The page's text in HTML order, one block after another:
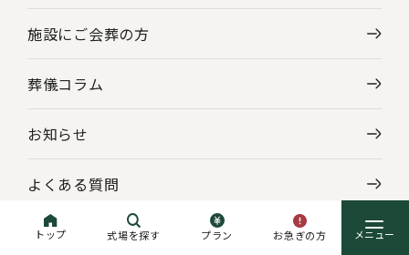
トップ 式場を探す プラン お急ぎの方
施設にご会葬の方
葬儀コラム
お知らせ
よくある質問
企業情報